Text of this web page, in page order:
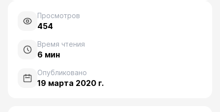
Просмотров
454
Время чтения
6 мин
Опубликовано
19 марта 2020 г.